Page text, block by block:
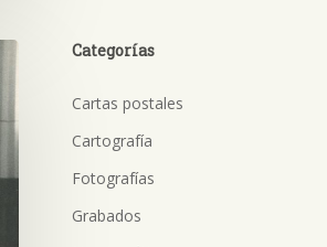
Categorías
Cartas postales
Cartografía
Fotografías
Grabados